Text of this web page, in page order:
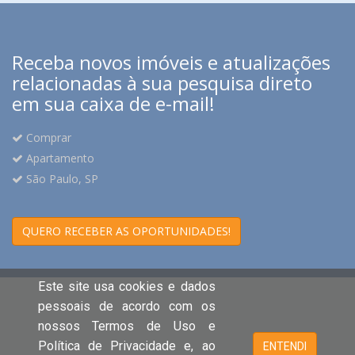
de São Paulo. Um imóvel que combina tradição, conforto
e sofisticação em uma localização privilegiada, ideal para
quem busca viver com qualidade de vida e excelente
potencial de valorização.
Receba novos imóveis e atualizações
relacionadas à sua pesquisa direto
em sua caixa de e-mail!
Comprar
Apartamento
São Paulo, SP
QUERO RECEBER AS OPORTUNIDADES!
Este site usa cookies e dados
pessoais de acordo com os
nossos Termos de Uso e
Política de Privacidade e, ao
ENTENDI